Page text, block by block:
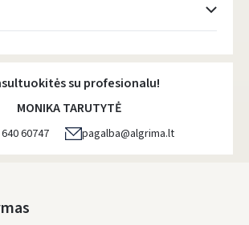
Atsiėmimo taškai- 0.00 €
DPD kurjeris - 0.00 €
DPD paštomatai- 0.00 €
LP Express paštomatai
su profesionalu!
MONIKA TARUTYTĖ
60747 pagalba@algrima.lt